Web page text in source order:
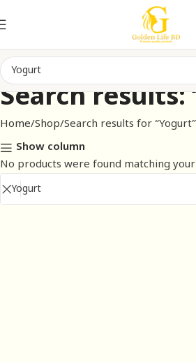
Search results:
Home Shop Search results for “Yogurt”
Show column
No products were found matching